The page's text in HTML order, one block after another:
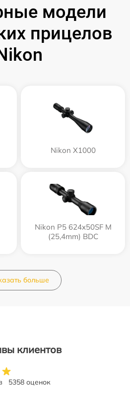
модели
прицелов
Nikon X1000
Nikon P5 624x50SF M
(25,4mm) BDC
больше
клиентов
5358 оценок